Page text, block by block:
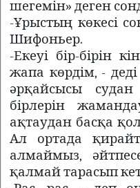
шегемін» деген
-Ұрыстың көкесі
Шифоньер.
-Екеуі бір-бірін
жапа көрдім, -
әрқайсысы
бірлерін
ақтаудан басқа
Ал ортада
алмаймыз,
қалмай тарасып